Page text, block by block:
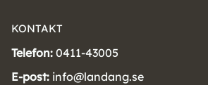
KONTAKT
Telefon: 0411-43005
E-post: info@landang.se